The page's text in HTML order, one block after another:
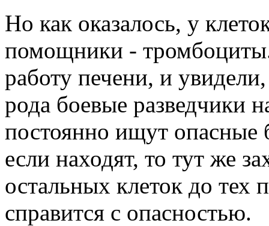
Но как оказалось, у
помощники -
работу печени, и
рода боевые разведчики
постоянно ищут опасные
если находят, то тут же
остальных клеток до тех
справится с опасностью.